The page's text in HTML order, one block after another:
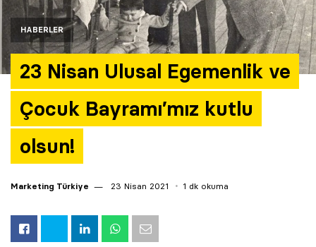
HABERLER
23 Nisan Ulusal Egemenlik ve
Çocuk Bayramı’mız kutlu
olsun!
Marketing Türkiye 23 Nisan 2021 1 dk okuma